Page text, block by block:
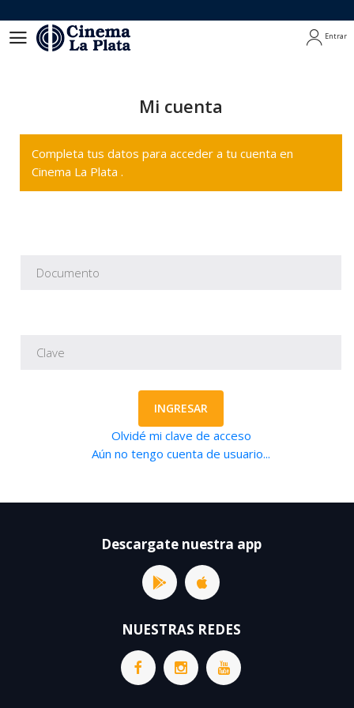
Entrar
Mi cuenta
Completa tus datos para acceder a tu cuenta en
Cinema La Plata .
INGRESAR
Olvidé mi clave de acceso
Aún no tengo cuenta de usuario...
Descargate nuestra app
NUESTRAS REDES